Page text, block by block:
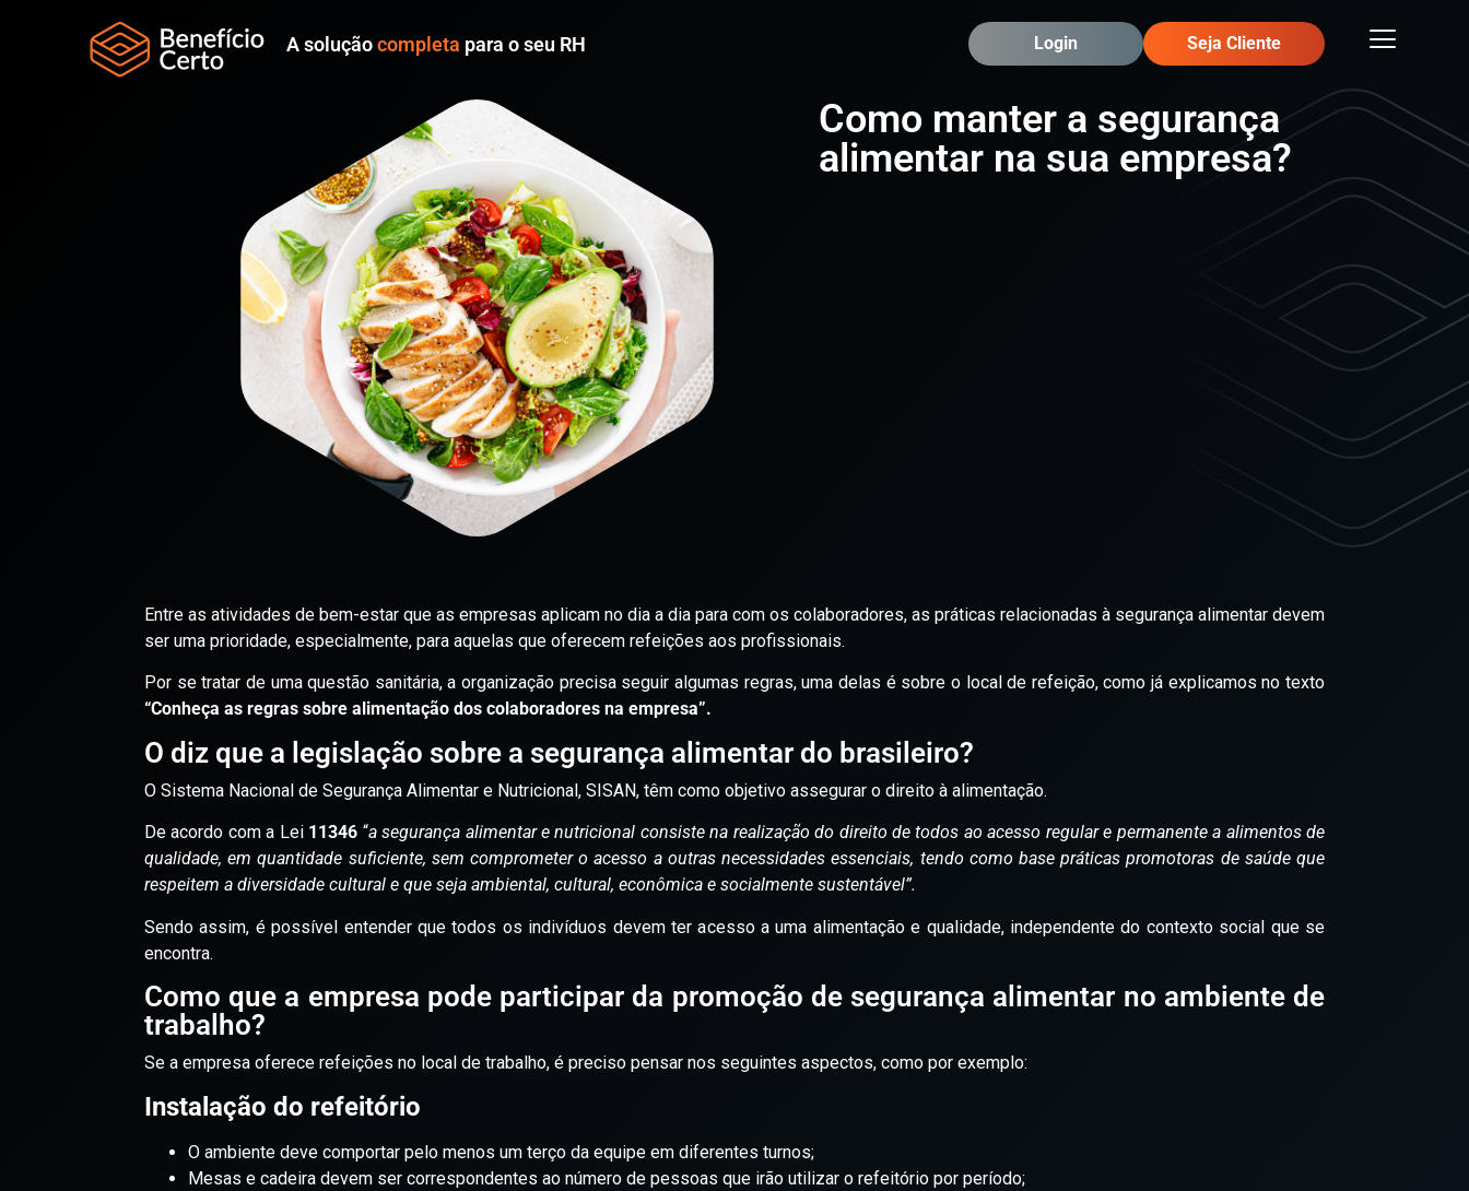
A soluçãocompleta para o seu RH Login Seja Cliente
Como manter a segurança
alimentar na sua empresa?
Entre as atividades de bem-estar que as empresas aplicam no dia a dia para com os colaboradores, as práticas relacionadas à segurança alimentar devem
ser uma prioridade, especialmente, para aquelas que oferecem refeições aos profissionais.
Por se tratar de uma questão sanitária, a organização precisa seguir algumas regras, uma delas é sobre o local de refeição, como já explicamos no texto
“Conheça as regras sobre alimentação dos colaboradores na empresa”.
O diz que a legislação sobre a segurança alimentar do brasileiro?
O Sistema Nacional de Segurança Alimentar e Nutricional, SISAN, têm como objetivo assegurar o direito à alimentação.
De acordo com a Lei 11346 “a segurança alimentar e nutricional consiste na realização do direito de todos ao acesso regular e permanente a alimentos de
qualidade, em quantidade suficiente, sem comprometer o acesso a outras necessidades essenciais, tendo como base práticas promotoras de saúde que
respeitem a diversidade cultural e que seja ambiental, cultural, econômica e socialmente sustentável”.
Sendo assim, é possível entender que todos os indivíduos devem ter acesso a uma alimentação e qualidade, independente do contexto social que se
encontra.
Como que a empresa pode participar da promoção de segurança alimentar no ambiente de
trabalho?
Se a empresa oferece refeições no local de trabalho, é preciso pensar nos seguintes aspectos, como por exemplo:
Instalação do refeitório
O ambiente deve comportar pelo menos um terço da equipe em diferentes turnos;
Mesas e cadeira devem ser correspondentes ao número de pessoas que irão utilizar o refeitório por período;